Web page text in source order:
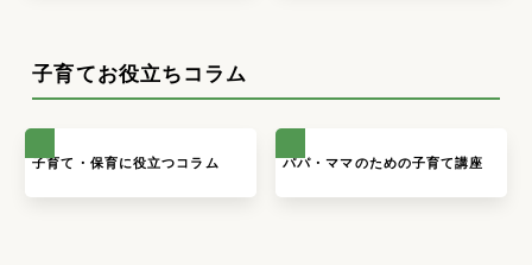
子育てお役立ちコラム
子育て・保育に役立つコラム パパ・ママのための子育て講座